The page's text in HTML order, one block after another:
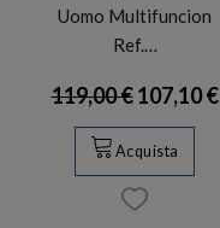
Uomo Multifuncion
Ref.…
119,00 €107,10 €
Acquista